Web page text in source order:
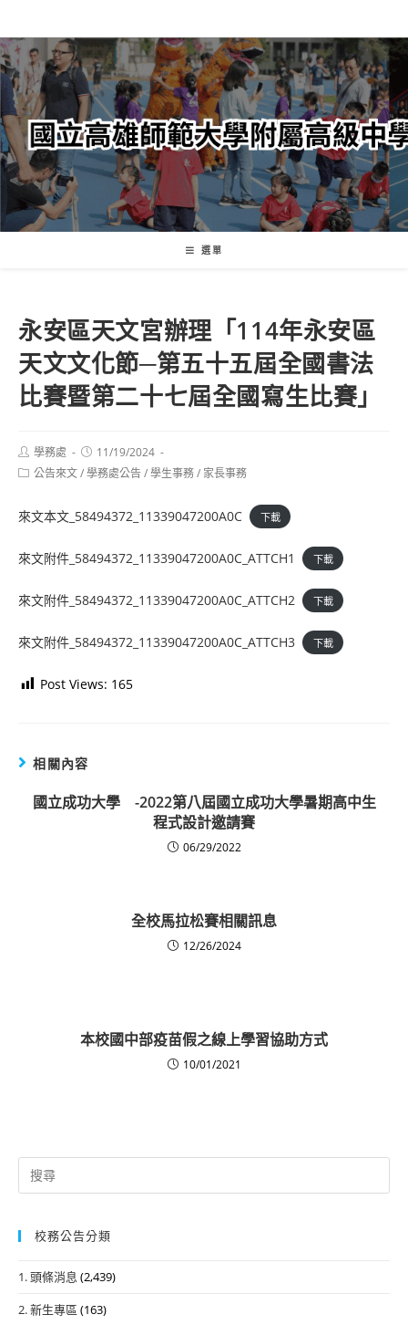
轉
至
主
內
容
選單
永安區天文宮辦理「114年永安區
天文文化節─第五十五屆全國書法
比賽暨第二十七屆全國寫生比賽」
Post
author:
學務處
Post
published:
11/19/2024
Post公告來文/學務處公告/學生事務/ 家長事務
來文本文_58494372_11339047200A0C 下載
來文附件_58494372_11339047200A0C_ATTCH1 下載
來文附件_58494372_11339047200A0C_ATTCH2 下載
來文附件_58494372_11339047200A0C_ATTCH3 下載
Post Views: 165
相關內容
國立成功大學 -2022第八屆國立成功大學暑期高中生
程式設計邀請賽
06/29/2022
全校馬拉松賽相關訊息
12/26/2024
本校國中部疫苗假之線上學習協助方式
10/01/2021
Search
for:
校務公告分類
1. 頭條消息 (2,439)
2. 新生專區 (163)